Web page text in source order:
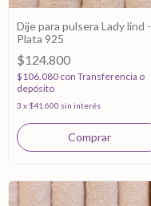
Dije para pulsera Lady lind -
Plata 925
$124.800
$106.080 con Transferencia o
depósito
3 x $41.600 sin interés